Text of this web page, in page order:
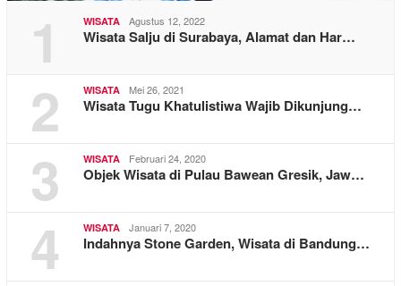
1 WISATA Agustus 12, 2022
Wisata Salju di Surabaya, Alamat dan Har…
2 WISATA Mei 26, 2021
Wisata Tugu Khatulistiwa Wajib Dikunjung…
3 WISATA Februari 24, 2020
Objek Wisata di Pulau Bawean Gresik, Jaw…
4 WISATA Januari 7, 2020
Indahnya Stone Garden, Wisata di Bandung…